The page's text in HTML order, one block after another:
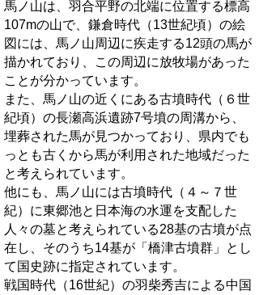
馬ノ山は、羽合平野の北端に位置する標高
107mの山で、鎌倉時代（13世紀頃）の絵
図には、馬ノ山周辺に疾走する12頭の馬が
描かれており、この周辺に放牧場があった
ことが分かっています。
また、馬ノ山の近くにある古墳時代（６世
紀頃）の長瀬高浜遺跡7号墳の周溝から、
埋葬された馬が見つかっており、県内でも
っとも古くから馬が利用された地域だった
と考えられています。
他にも、馬ノ山には古墳時代（４～７世
紀）に東郷池と日本海の水運を支配した
人々の墓と考えられている28基の古墳が点
在し、そのうち14基が「橋津古墳群」とし
て国史跡に指定されています。
戦国時代（16世紀）の羽柴秀吉による中国